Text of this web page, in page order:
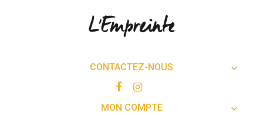
CONTACTEZ-NOUS 
MON COMPTE 